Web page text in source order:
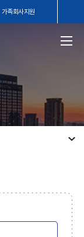
가족회사지원